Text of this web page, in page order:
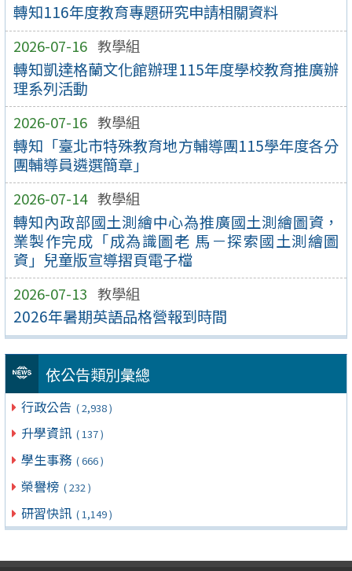
轉知116年度教育專題研究申請相關資料
2026-07-16 教學組
轉知凱達格蘭文化館辦理115年度學校教育推廣辦
理系列活動
2026-07-16 教學組
轉知「臺北市特殊教育地方輔導團115學年度各分
團輔導員遴選簡章」
2026-07-14 教學組
轉知內政部國土測繪中心為推廣國土測繪圖資，
業製作完成「成為識圖老 馬－探索國土測繪圖
資」兒童版宣導摺頁電子檔
2026-07-13 教學組
2026年暑期英語品格營報到時間
依公告類別彙總
行政公告 ( 2,938 )
升學資訊 ( 137 )
學生事務 ( 666 )
榮譽榜 ( 232 )
研習快訊 ( 1,149 )